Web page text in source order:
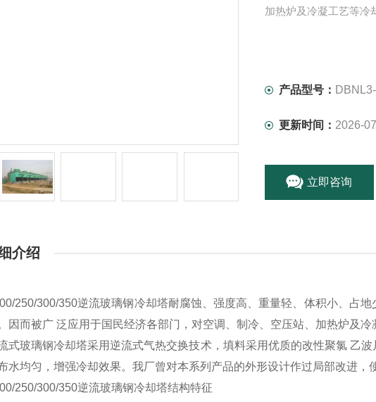
加热炉及冷凝工艺等冷
产品型号： DBNL3-200/
更新时间： 2026-
立即咨询
介绍
250/300/350逆流玻璃钢冷却塔耐腐蚀、强度高、重量轻、体积小、占
因而被广 泛应用于国民经济各部门，对空调、制冷、空压站、加热炉及冷
式玻璃钢冷却塔采用逆流式气热交换技术，填料采用优质的改性聚氯 乙
水均匀，增强冷却效果。我厂曾对本系列产品的外形设计作过局部改进，
250/300/350逆流玻璃钢冷却塔结构特征